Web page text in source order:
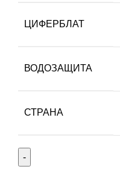
ЦИФЕРБЛАТ
ВОДОЗАЩИТА
СТРАНА